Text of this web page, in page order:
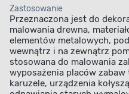
Zastosowanie
Przeznaczona jest do
malowania drewna,
elementów metalowych,
wewnątrz i na zewnątrz
stosowana do malowania
wyposażenia placów
karuzele, urządzenia